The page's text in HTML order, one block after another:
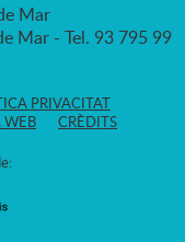
Mar
Mar - Tel. 93 795 99
PRIVACITAT
WEB CRÈDITS